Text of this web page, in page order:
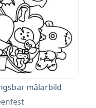
målarbild